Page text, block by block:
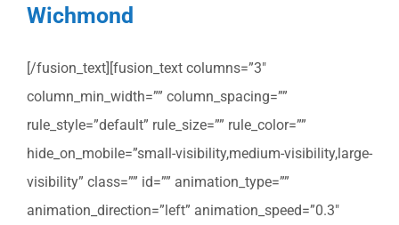
Wichmond
[/fusion_text][fusion_text columns=”3″
column_min_width=”” column_spacing=””
rule_style=”default” rule_size=”” rule_color=””
hide_on_mobile=”small-visibility,medium-visibility,large-
visibility” class=”” id=”” animation_type=””
animation_direction=”left” animation_speed=”0.3″